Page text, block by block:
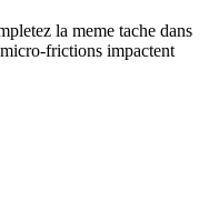
la meme tache dans
frictions impactent